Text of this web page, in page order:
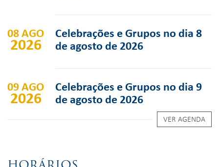
08 AGO
2026
Celebrações e Grupos no dia 8
de agosto de 2026
09 AGO
2026
Celebrações e Grupos no dia 9
de agosto de 2026
VER AGENDA